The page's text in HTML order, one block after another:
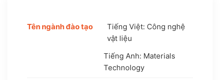
Tên ngành đào tạo
Tiếng Việt: Công nghệ
vật liệu
Tiếng Anh: Materials
Technology